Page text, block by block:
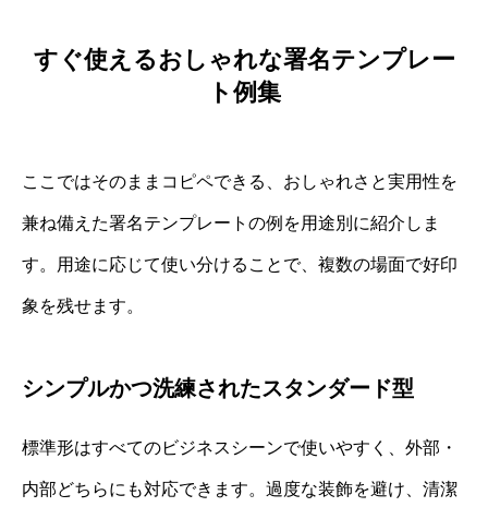
すぐ使えるおしゃれな署名テンプレー
ト例集
ここではそのままコピペできる、おしゃれさと実用性を
兼ね備えた署名テンプレートの例を用途別に紹介しま
す。用途に応じて使い分けることで、複数の場面で好印
象を残せます。
シンプルかつ洗練されたスタンダード型
標準形はすべてのビジネスシーンで使いやすく、外部・
内部どちらにも対応できます。過度な装飾を避け、清潔